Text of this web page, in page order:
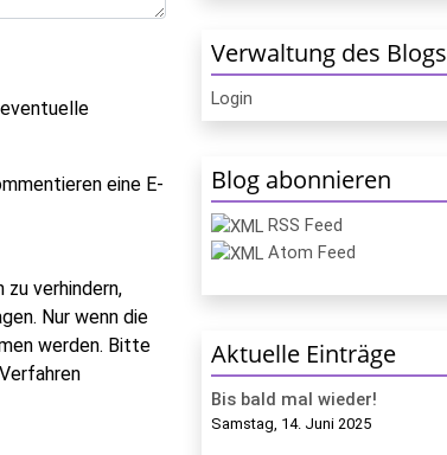
eine E-
verhindern,
Nur wenn die
werden. Bitte
Verwaltung des Blogs
Login
Blog abonnieren
RSS Feed
Atom Feed
Aktuelle Einträge
Bis bald mal wieder!
Samstag, 14. Juni 2025